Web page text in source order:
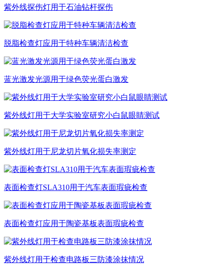
紫外线探伤灯用于石油钻杆探伤
脱脂检查灯应用于特种车辆清洁检查
蓝光激发光源用于绿色荧光蛋白激发
紫外线灯用于大学实验室研究小白鼠眼睛测试
紫外线灯用于尼龙切片氧化损失率测定
表面检查灯SLA310用于汽车表面瑕疵检查
表面检查灯应用于陶瓷基板表面瑕疵检查
紫外线灯用于检查电路板三防漆涂抹情况